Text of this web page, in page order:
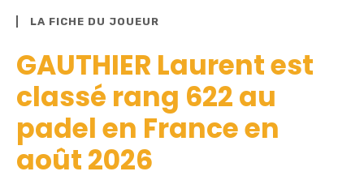
LA FICHE DU JOUEUR
GAUTHIER Laurent est
classé rang 622 au
padel en France en
août 2026